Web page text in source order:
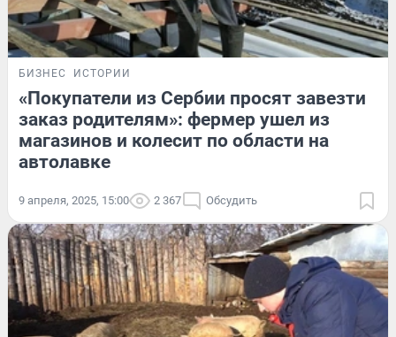
БИЗНЕС ИСТОРИИ
«Покупатели из Сербии просят завезти
заказ родителям»: фермер ушел из
магазинов и колесит по области на
автолавке
9 апреля, 2025, 15:00 2 367 Обсудить